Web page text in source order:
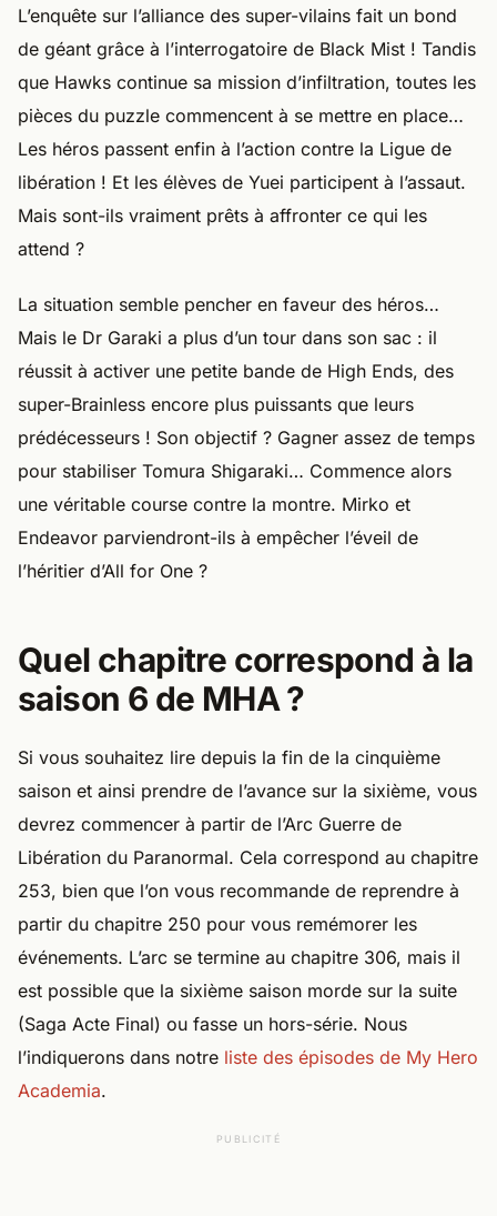
que Hawks continue sa mission d’infiltration, toutes les
pièces du puzzle commencent à se mettre en place…
Les héros passent enfin à l’action contre la Ligue de
libération ! Et les élèves de Yuei participent à l’assaut.
Mais sont-ils vraiment prêts à affronter ce qui les
La situation semble pencher en faveur des héros…
réussit à activer une petite bande de High Ends, des
super-Brainless encore plus puissants que leurs
prédécesseurs ! Son objectif ? Gagner assez de temps
pour stabiliser Tomura Shigaraki… Commence alors
une véritable course contre la montre. Mirko et
Endeavor parviendront-ils à empêcher l’éveil de
saison 6 de MHA ?
Si vous souhaitez lire depuis la fin de la cinquième
devrez commencer à partir de l’Arc Guerre de
Libération du Paranormal. Cela correspond au chapitre
253, bien que l’on vous recommande de reprendre à
partir du chapitre 250 pour vous remémorer les
événements. L’arc se termine au chapitre 306, mais il
est possible que la sixième saison morde sur la suite
(Saga Acte Final) ou fasse un hors-série. Nous
l’indiquerons dans notre
Academia